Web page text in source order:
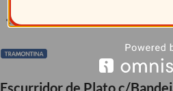
Escurridor de Plato c/